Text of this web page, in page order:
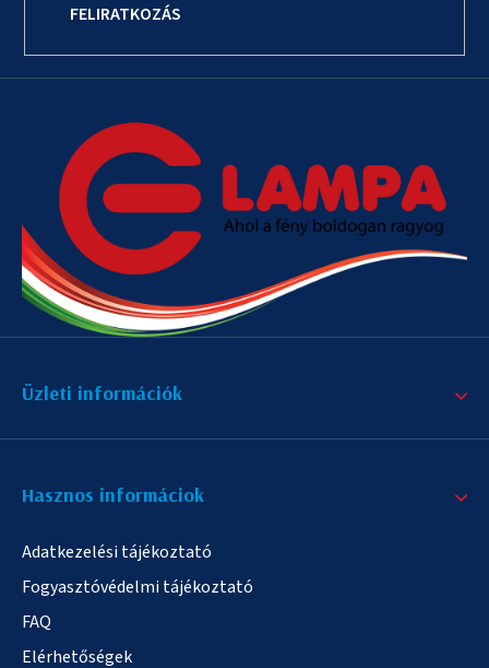
FELIRATKOZÁS
Üzleti információk
Hasznos informáciok
Adatkezelési tájékoztató
Fogyasztóvédelmi tájékoztató
FAQ
Elérhetőségek